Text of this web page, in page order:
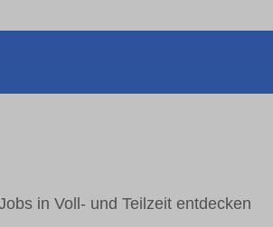
in Voll- und Teilzeit entdecken